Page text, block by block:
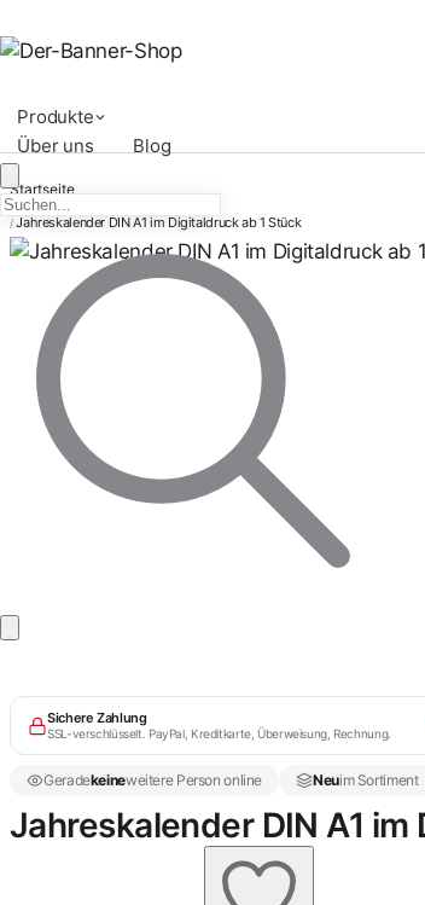
Produkte
Über uns
Blog
Startseite
/ Online Gestalten
/ Jahreskalender DIN A1 im Digitaldruck ab 1 Stück
Sichere Zahlung
SSL-verschlüsselt. PayPal, Kreditkarte, Überweisung, Rechnung.
Geradekeineweitere Person online Neuim Sortiment
Jahreskalender DIN A1